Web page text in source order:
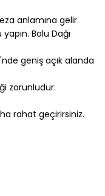
anlamına gelir.
Bolu Dağı
geniş açık alanda
zorunludur.
rahat geçirirsiniz.